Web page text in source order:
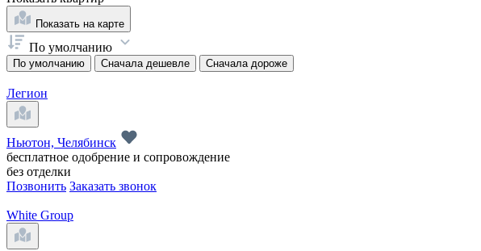
Показать на карте
По умолчанию
По умолчанию Сначала дешевле Сначала дороже
Легион
Ньютон, Челябинск
бесплатное одобрение и сопровождение
без отделки
Позвонить Заказать звонок
White Group